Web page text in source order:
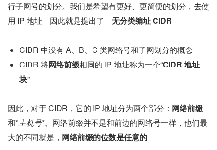
行子网号的划分。我们是希望有更好、更简便的划分，去使
用 IP 地址，因此就是提出了， 无分类编址 CIDR
CIDR 中没有 A、B、C 类网络号和子网划分的概念
CIDR 将网络前缀相同的 IP 地址称为一个“CIDR 地址
块”
因此，对于 CIDR，它的 IP 地址分为两个部分： 网络前缀
和*主机号*。网络前缀并不是和前边的网络号一样，他们最
大的不同就是， 网络前缀的位数是任意的